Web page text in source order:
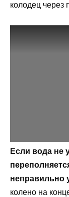
колодец через
Если вода не
неправильно
колено на